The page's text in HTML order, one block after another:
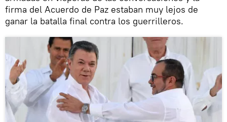
firma del Acuerdo de Paz estaban muy lejos de
ganar la batalla final contra los guerrilleros.